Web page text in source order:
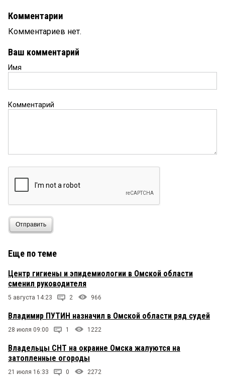
Комментарии
Комментариев нет.
Ваш комментарий
Имя
Комментарий
Отправить
Еще по теме
Центр гигиены и эпидемиологии в Омской области
сменил руководителя
5 августа 14:23 2 966
Владимир ПУТИН назначил в Омской области ряд судей
28 июля 09:00 1 1222
Владельцы СНТ на окраине Омска жалуются на
затопленные огороды
21 июля 16:33 0 2272